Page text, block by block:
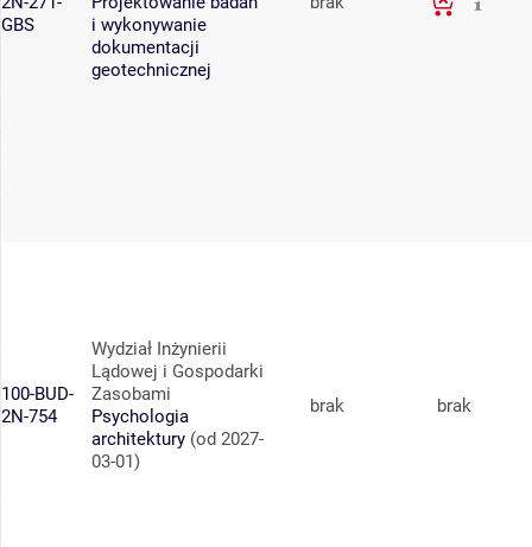
GBS
i wykonywanie
dokumentacji
geotechnicznej
100-BUD-
2N-754
Wydział Inżynierii
Lądowej i Gospodarki
Zasobami
Psychologia
architektury (od 2027-
03-01)
brak brak